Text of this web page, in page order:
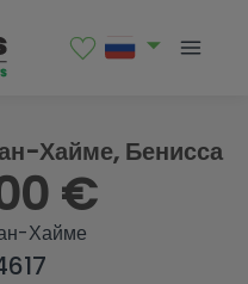
Хайме, Бенисса
€
Хайме